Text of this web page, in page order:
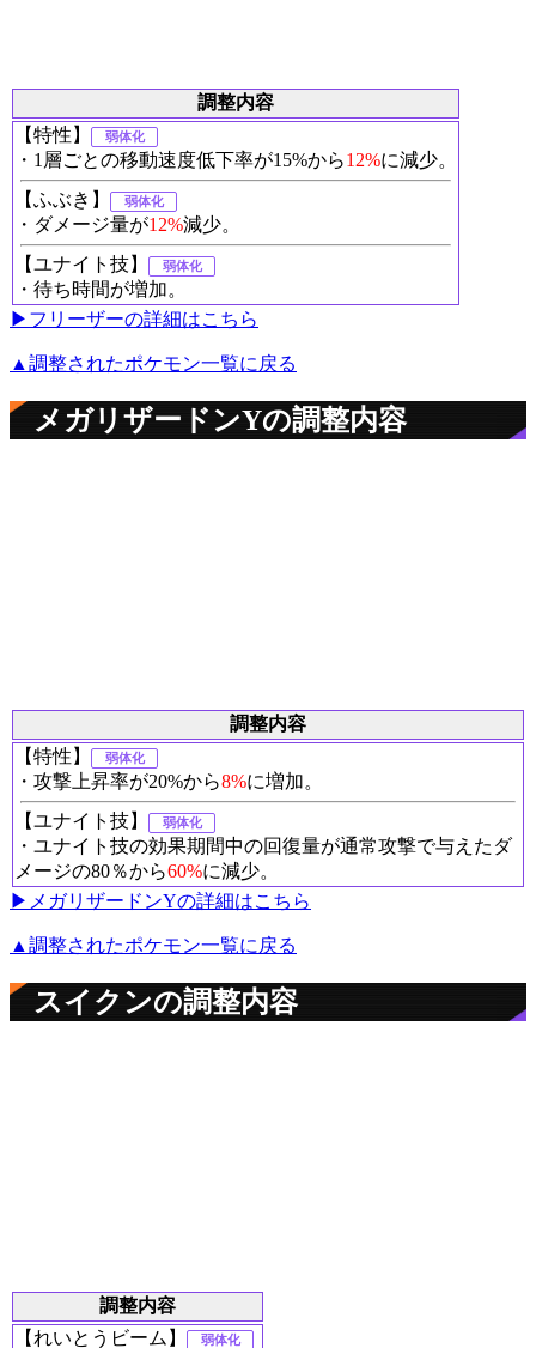
調整内容
【特性】
弱体化
・1層ごとの移動速度低下率が15%から12%に減少。
【ふぶき】
弱体化
・ダメージ量が12%減少。
【ユナイト技】
弱体化
・待ち時間が増加。
▶︎フリーザーの詳細はこちら
▲調整されたポケモン一覧に戻る
メガリザードンYの調整内容
調整内容
【特性】
弱体化
・攻撃上昇率が20%から8%に増加。
【ユナイト技】
弱体化
・ユナイト技の効果期間中の回復量が通常攻撃で与えたダ
メージの80％から60%に減少。
▶︎メガリザードンYの詳細はこちら
▲調整されたポケモン一覧に戻る
スイクンの調整内容
調整内容
【れいとうビーム】
弱体化